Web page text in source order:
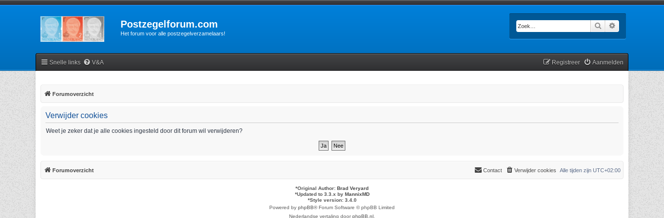
Postzegelforum.com
Het forum voor alle postzegelverzamelaars!
Zoek
Snelle links V&A Aanmelden
Registreer
Forumoverzicht
Verwijder cookies
Weet je zeker dat je alle cookies ingesteld door dit forum wil verwijderen?
Forumoverzicht Alle tijden zijn UTC+02:00
Verwijder cookies
Contact
*Original Author: Brad Veryard
*Updated to 3.3.x by MannixMD
*Style version: 3.4.0
Powered by phpBB® Forum Software © phpBB Limited
Nederlandse vertaling doorphpBB.nl